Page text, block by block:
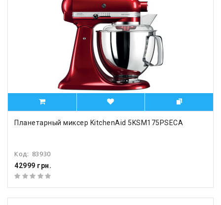
Планетарный миксер KitchenAid 5KSM175PSECA
Код: 83930
42999 грн.